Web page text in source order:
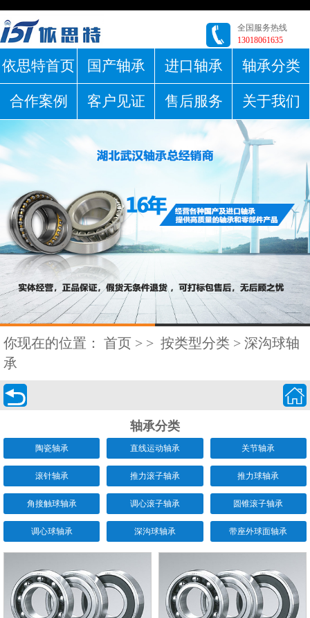
全国服务热线
13018061635
依思特首页 国产轴承 进口轴承 轴承分类
合作案例 客户见证 售后服务 关于我们
你现在的位置： 首页 > > 按类型分类 > 深沟球轴
承
 
轴承分类
陶瓷轴承 直线运动轴承 关节轴承
滚针轴承 推力滚子轴承 推力球轴承
角接触球轴承 调心滚子轴承 圆锥滚子轴承
调心球轴承 深沟球轴承 带座外球面轴承